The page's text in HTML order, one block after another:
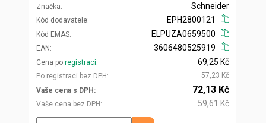
Značka
Kód dodavatele
Schneider
EPH2800121
Kód EMAS
EAN
ELPUZA0659500
3606480525919
Cena po registraci
Po registraci bez DPH
69,25 Kč
57,23 Kč
Vaše cena s DPH
Vaše cena bez DPH
72,13 Kč
59,61 Kč